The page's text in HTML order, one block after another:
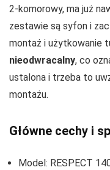
2-komorowy, ma już
zestawie są syfon i
montaż i użytkowanie
nieodwracalny, co
ustalona i trzeba to
montażu.
Główne cechy i
Model: RESPECT